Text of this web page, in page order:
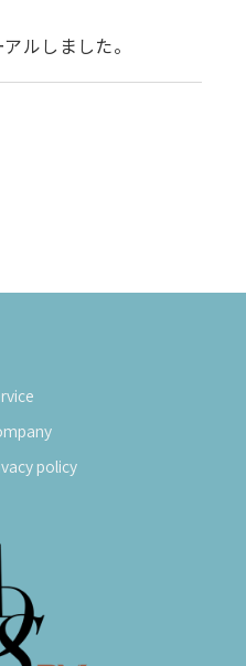
ルしました。
policy